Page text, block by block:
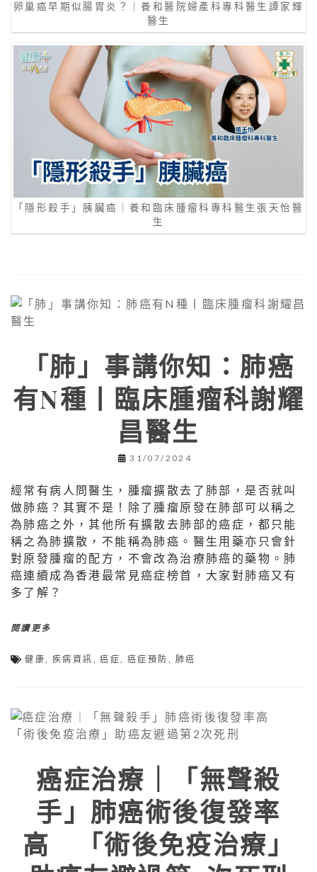
卵巢癌早期似腸胃炎？｜養和醫院婦產科專科醫生譚家輝
醫生
「隱形殺手」胰臟癌｜養和臨床腫瘤科專科醫生張天怡醫
生
「肺」事講你知：肺癌
有N種丨臨床腫瘤科謝耀
昌醫生
31/07/2024
經常有病人問醫生，腫瘤擴散去了肺部，是否就叫
做肺癌？其實不是！除了腫瘤原發在肺部可以稱之
為肺癌之外，其他所有擴散去肺部的癌症，都只能
稱之為肺擴散，不能稱為肺癌。醫生用藥亦只會針
對原發腫瘤的配方，不會改為治療肺癌的藥物。肺
癌連續成為香港最常見癌症榜首，大家對肺癌又有
多了解？
閱讀更多
健康,疾病資訊 ,癌症,癌症預防 , 肺癌
癌症治療｜「無聲殺
手」肺癌術後復發率
高 「術後免疫治療」